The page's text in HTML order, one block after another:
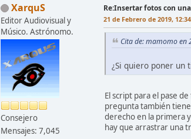
XarquS
Editor Audiovisual y
Músico. Astrónomo.
Consejero
Mensajes: 7,045
Re:Insertar fotos con
21 de Febrero de 2019,
Cita de: mamomo en
¿Si quiero poner un
El script para el pase
pregunta también tiene
derecho en la primera
hay que arrastrar una